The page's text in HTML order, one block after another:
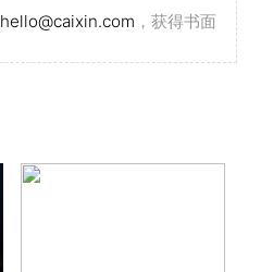
hello@caixin.com ，获得书面